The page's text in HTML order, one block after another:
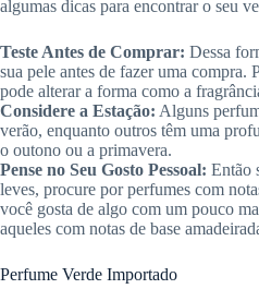
algumas dicas para encontrar o seu
Teste Antes de Comprar: Dessa
sua pele antes de fazer uma compra.
pode alterar a forma como a
Considere a Estação: Alguns
verão, enquanto outros têm uma
o outono ou a primavera.
Pense no Seu Gosto Pessoal: Então
leves, procure por perfumes com
você gosta de algo com um pouco
aqueles com notas de base
Perfume Verde Importado